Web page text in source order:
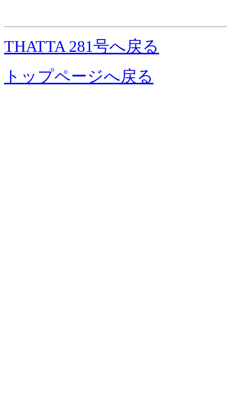
THATTA 281号へ戻る
トップページへ戻る